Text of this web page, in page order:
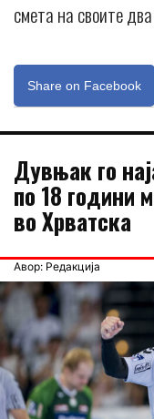
смета на своите
Share on Facebook
Дувњак го
по 18 години
во Хрватска
Авор: Редакција